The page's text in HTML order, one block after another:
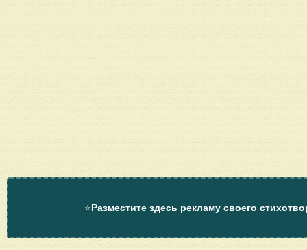
⭐Разместите здесь рекламу своего